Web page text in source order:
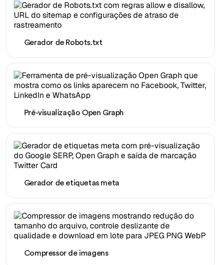
Gerador de Robots.txt
Pré-visualização Open Graph
Gerador de etiquetas meta
Compressor de imagens